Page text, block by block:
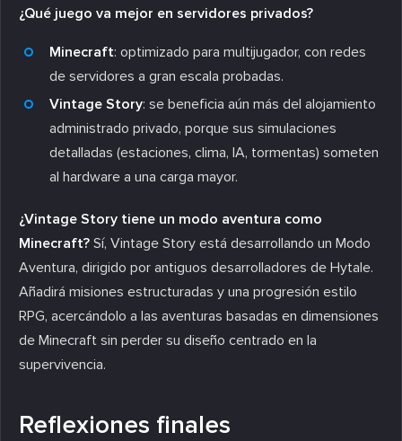
¿Qué juego va mejor en servidores privados?
Minecraft: optimizado para multijugador, con redes
de servidores a gran escala probadas.
Vintage Story: se beneficia aún más del alojamiento
administrado privado, porque sus simulaciones
detalladas (estaciones, clima, IA, tormentas) someten
al hardware a una carga mayor.
¿Vintage Story tiene un modo aventura como
Minecraft? Sí, Vintage Story está desarrollando un Modo
Aventura, dirigido por antiguos desarrolladores de Hytale.
Añadirá misiones estructuradas y una progresión estilo
RPG, acercándolo a las aventuras basadas en dimensiones
de Minecraft sin perder su diseño centrado en la
supervivencia.
Reflexiones finales